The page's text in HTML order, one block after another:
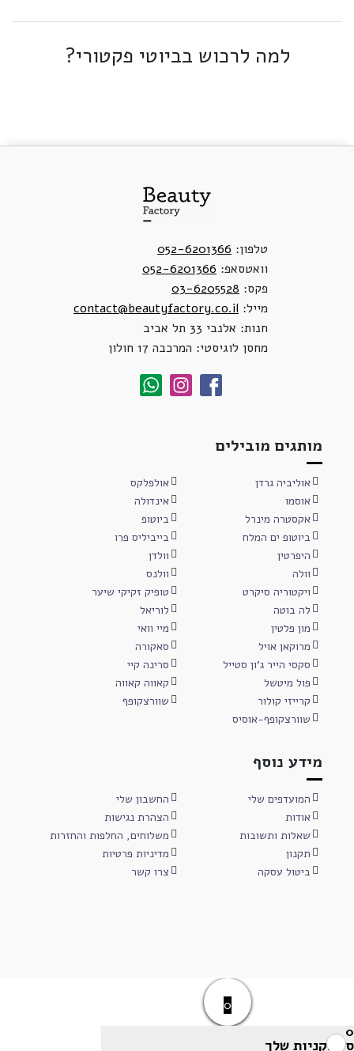
למה לרכוש בביוטי פקטורי?
טלפון: 052-6201366
וואטסאפ: 052-6201366
פקס: 03-6205528
מייל: contact@beautyfactory.co.il
חנות: אלנבי 33 תל אביב
מחסן לוגיסטי: המרכבה 17 חולון
מותגים מובילים
אוליביה גרדן
אולפלקס
אוסמו
אינדולה
אקסטרה מינרל
ביוטופ
ביוטופ ים המלח
בייביליס פרו
היפרטין
וולדן
וולה
וולנס
ויקטוריה סיקרט
טופיק זקיקי שיער
לה בוטה
לוריאל
מון פלטין
מיי וואי
מרוקאן אויל
סאקורה
סקסי הייר ג'ון סטייל
סרינה קיי
פול מיטשל
קאווה קאווה
קרייזי קולור
שוורצקופף
שוורצקופף-אוסיס
מידע נוסף
המועדפים שלי
החשבון שלי
אודות
הצהרת נגישות
שאלות ותשובות
משלוחים, החלפות והחזרות
תקנון
מדיניות פרטיות
ביטול עסקה
צרו קשר
0
0
סל הקניות שלך